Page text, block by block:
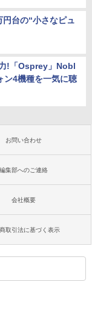
台の“小さなピュ
!「Osprey」Nobl
4機種を一気に聴
お問い合わせ
編集部へのご連絡
会社概要
取引法に基づく表示